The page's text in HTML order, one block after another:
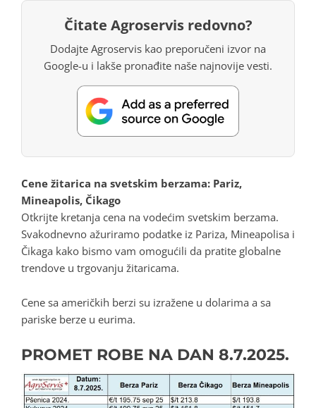
Čitate Agroservis redovno?
Dodajte Agroservis kao preporučeni izvor na
Google-u i lakše pronađite naše najnovije vesti.
Cene žitarica na svetskim berzama: Pariz,
Mineapolis, Čikago
Otkrijte kretanja cena na vodećim svetskim berzama.
Svakodnevno ažuriramo podatke iz Pariza, Mineapolisa i
Čikaga kako bismo vam omogućili da pratite globalne
trendove u trgovanju žitaricama.
Cene sa američkih berzi su izražene u dolarima a sa
pariske berze u eurima.
PROMET ROBE NA DAN 8.7.2025.